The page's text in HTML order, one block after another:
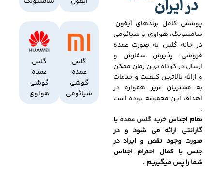
در ایران
پوشش کامل برندهای آیفون،
سامسونگ، هواوی و شیائومی
در خانه گلس به صورت عمده
فروشی، پذیرش سفارش و
ارسال در کوتاه ترین زمان ممکن
و ارائه بالاترین کیفیت و خدمات
به مشتریان عزیز همواره در
اهداف این مجموعه بوده است
.
تمام اجناسخرید گلس عمده با
گارانتی ارائه می شود و در
صورت وجود نقص و ایراد در
جنس با کمال احترام اجناس
شما را پس میگیریم .
گلس
عمده
گوشی
شیائومی
گلس
عمده
گوشی
هواوی